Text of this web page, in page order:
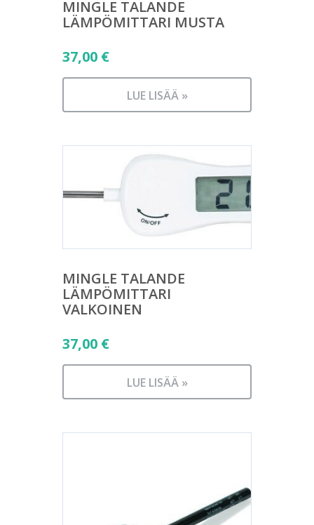
MINGLE TALANDE
LÄMPÖMITTARI MUSTA
37,00 €
LUE LISÄÄ »
MINGLE TALANDE
LÄMPÖMITTARI
VALKOINEN
37,00 €
LUE LISÄÄ »